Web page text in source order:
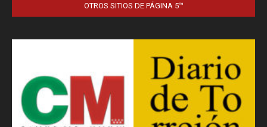
OTROS SITIOS DE PÁGINA 5™